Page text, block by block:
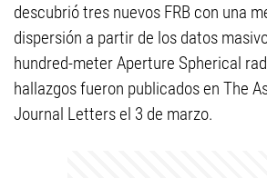
descubrió tres nuevos FRB con una
dispersión a partir de los datos
hundred-meter Aperture Spherical
hallazgos fueron publicados en The
Journal Letters el 3 de marzo.